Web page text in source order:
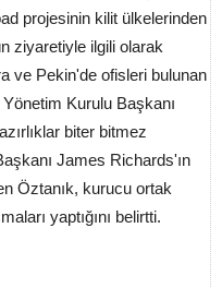
projesinin kilit ülkelerinden
ziyaretiyle ilgili olarak
ve Pekin'de ofisleri bulunan
Kurulu Başkanı
biter bitmez
James Richards'ın
Öztanık, kurucu ortak
yaptığını belirtti.